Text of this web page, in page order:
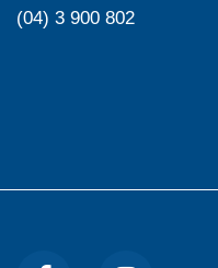
(04) 3 900 802